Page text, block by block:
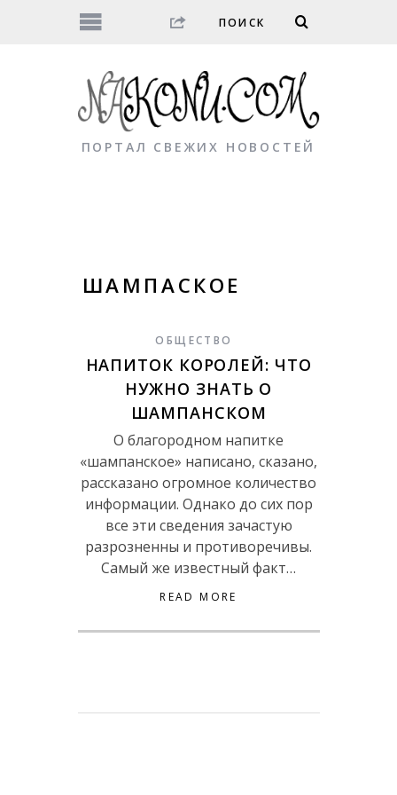
ПОРТАЛ СВЕЖИХ НОВОСТЕЙ
ШАМПАСКОЕ
ОБЩЕСТВО
НАПИТОК КОРОЛЕЙ: ЧТО
НУЖНО ЗНАТЬ О
ШАМПАНСКОМ
О благородном напитке
«шампанское» написано, сказано,
рассказано огромное количество
информации. Однако до сих пор
все эти сведения зачастую
разрозненны и противоречивы.
Самый же известный факт…
READ MORE